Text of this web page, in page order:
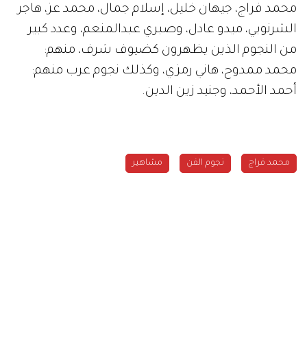
محمد فراج، جيهان خليل، إسلام جمال، محمد عز، هاجر
الشرنوبي، ميدو عادل، وصبري عبدالمنعم، وعدد كبير
من النجوم الذين يظهرون كضيوف شرف، منهم:
محمد ممدوح، هاني رمزي، وكذلك نجوم عرب منهم:
أحمد الأحمد، وجنيد زين الدين.
محمد فراج نجوم الفن مشاهير